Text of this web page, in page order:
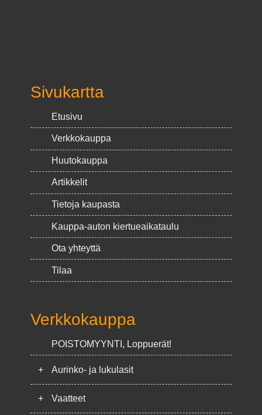
Sivukartta
Etusivu
Verkkokauppa
Huutokauppa
Artikkelit
Tietoja kaupasta
Kauppa-auton kiertueaikataulu
Ota yhteyttä
Tilaa
Verkkokauppa
POISTOMYYNTI, Loppuerät!
+ Aurinko- ja lukulasit
+ Vaatteet